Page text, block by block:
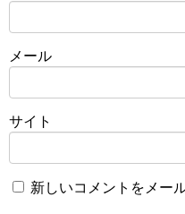
メール
サイト
新しいコメントをメー